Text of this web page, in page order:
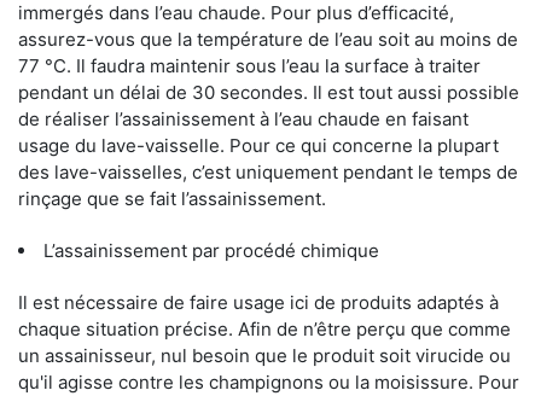
immergés dans l’eau chaude. Pour plus d’efficacité,
assurez-vous que la température de l’eau soit au moins de
77 °C. Il faudra maintenir sous l’eau la surface à traiter
pendant un délai de 30 secondes. Il est tout aussi possible
de réaliser l’assainissement à l’eau chaude en faisant
usage du lave-vaisselle. Pour ce qui concerne la plupart
des lave-vaisselles, c’est uniquement pendant le temps de
rinçage que se fait l’assainissement.
L’assainissement par procédé chimique
Il est nécessaire de faire usage ici de produits adaptés à
chaque situation précise. Afin de n’être perçu que comme
un assainisseur, nul besoin que le produit soit virucide ou
qu'il agisse contre les champignons ou la moisissure. Pour